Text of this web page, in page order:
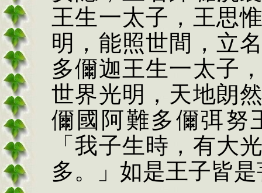
王生一太子，王思
明，能照世間，立
多儞迦王生一太子
世界光明，天地朗
儞 國阿難多儞弭努
「我子生時，有大
多。」如是王子皆